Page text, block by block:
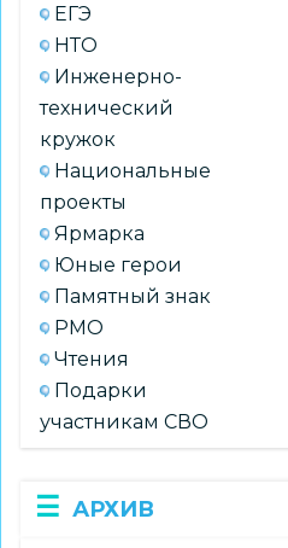
ЕГЭ
НТО
Инженерно-
технический
кружок
Национальные
проекты
Ярмарка
Юные герои
Памятный знак
РМО
Чтения
Подарки
участникам СВО
АРХИВ